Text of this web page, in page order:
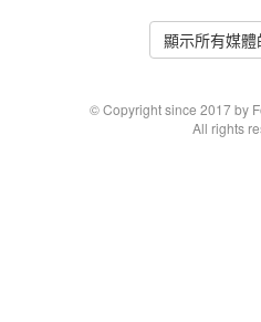
顯示所有媒
© Copyright since 2017 by
All rights